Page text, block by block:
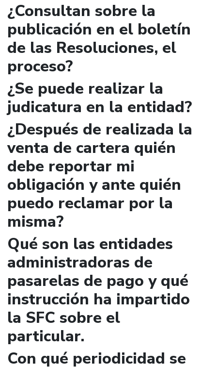
¿Consultan sobre la
publicación en el boletín
de las Resoluciones, el
proceso?
¿Se puede realizar la
judicatura en la entidad?
¿Después de realizada la
venta de cartera quién
debe reportar mi
obligación y ante quién
puedo reclamar por la
misma?
Qué son las entidades
administradoras de
pasarelas de pago y qué
instrucción ha impartido
la SFC sobre el
particular.
Con qué periodicidad se